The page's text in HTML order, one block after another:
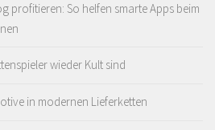
profitieren: So helfen smarte Apps beim
wieder Kult sind
in modernen Lieferketten